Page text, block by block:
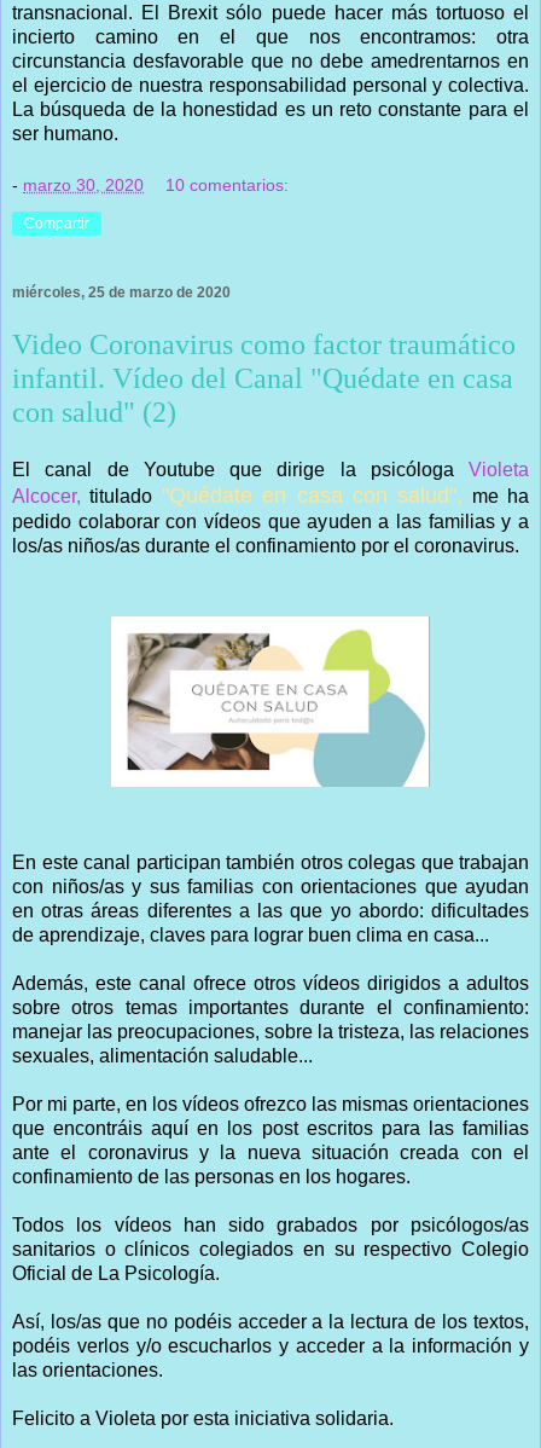
transnacional. El Brexit sólo puede hacer más tortuoso el
incierto camino en el que nos encontramos: otra
circunstancia desfavorable que no debe amedrentarnos en
el ejercicio de nuestra responsabilidad personal y colectiva.
La búsqueda de la honestidad es un reto constante para el
ser humano.
- marzo 30, 2020 10 comentarios:
Compartir
miércoles, 25 de marzo de 2020
Video Coronavirus como factor traumático
infantil. Vídeo del Canal "Quédate en casa
con salud" (2)
El canal de Youtube que dirige la psicóloga Violeta
Alcocer,titulado "Quédate en casa con salud", me ha
pedido colaborar con vídeos que ayuden a las familias y a
los/as niños/as durante el confinamiento por el coronavirus.
En este canal participan también otros colegas que trabajan
con niños/as y sus familias con orientaciones que ayudan
en otras áreas diferentes a las que yo abordo: dificultades
de aprendizaje, claves para lograr buen clima en casa...
Además, este canal ofrece otros vídeos dirigidos a adultos
sobre otros temas importantes durante el confinamiento:
manejar las preocupaciones, sobre la tristeza, las relaciones
sexuales, alimentación saludable...
Por mi parte, en los vídeos ofrezco las mismas orientaciones
que encontráis aquí en los post escritos para las familias
ante el coronavirus y la nueva situación creada con el
confinamiento de las personas en los hogares.
Todos los vídeos han sido grabados por psicólogos/as
sanitarios o clínicos colegiados en su respectivo Colegio
Oficial de La Psicología.
Así, los/as que no podéis acceder a la lectura de los textos,
podéis verlos y/o escucharlos y acceder a la información y
las orientaciones.
Felicito a Violeta por esta iniciativa solidaria.